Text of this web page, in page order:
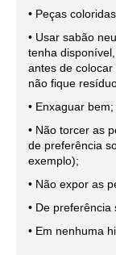
• Peças
• Usar sabão
tenha
antes de
não fique
• Enxaguar bem;
• Não torcer as
de preferência
exemplo);
• Não expor as
• De
• Em nenhuma